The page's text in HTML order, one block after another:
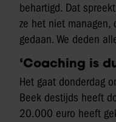
behartigd. Dat
ze het niet managen,
gedaan. We deden
‘Coaching is
Het gaat donderdag
Beek destijds heeft
20.000 euro heeft